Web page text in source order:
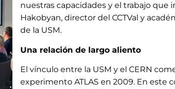
nuestras capacidades y el trabajo que
Hakobyan, director del CCTVal y
de la USM.
Una relación de largo aliento
El vínculo entre la USM y el CERN
experimento ATLAS en 2009. En este